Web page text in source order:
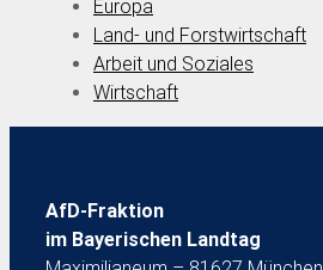
Europa
Land- und Forstwirtschaft
Arbeit und Soziales
Wirtschaft
AfD-Fraktion
im Bayerischen Landtag